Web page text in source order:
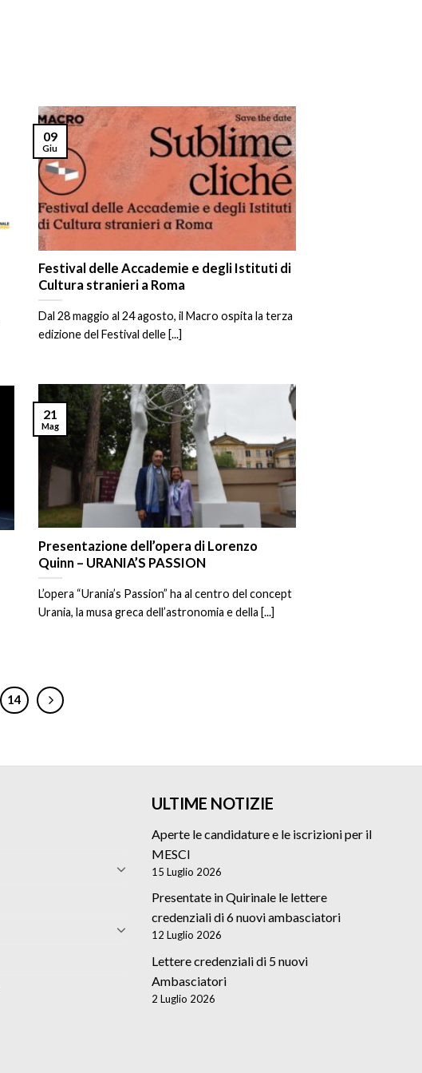
Festival delle Accademie e degli Istituti di
Cultura stranieri a Roma
Dal 28 maggio al 24 agosto, il Macro ospita la terza
edizione del Festival delle [...]
09
Giu
Presentazione dell’opera di Lorenzo
Quinn – URANIA’S PASSION
L’opera “Urania’s Passion” ha al centro del concept
Urania, la musa greca dell’astronomia e della [...]
21
Mag
14
ULTIME NOTIZIE
Aperte le candidature e le iscrizioni per il
MESCI
15 Luglio 2026
Presentate in Quirinale le lettere
credenziali di 6 nuovi ambasciatori
12 Luglio 2026
Lettere credenziali di 5 nuovi
Ambasciatori
2 Luglio 2026